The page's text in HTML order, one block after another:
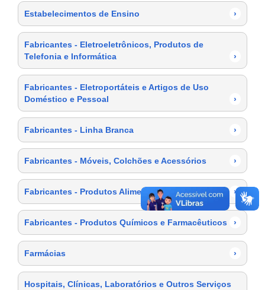
Estabelecimentos de Ensino ›
Fabricantes - Eletroeletrônicos, Produtos de
Telefonia e Informática
›
Fabricantes - Eletroportáteis e Artigos de Uso
Doméstico e Pessoal
›
Fabricantes - Linha Branca ›
Fabricantes - Móveis, Colchões e Acessórios ›
Fabricantes - Produtos Alimentícios ›
Fabricantes - Produtos Químicos e Farmacêuticos ›
Farmácias ›
Hospitais, Clínicas, Laboratórios e Outros Serviços